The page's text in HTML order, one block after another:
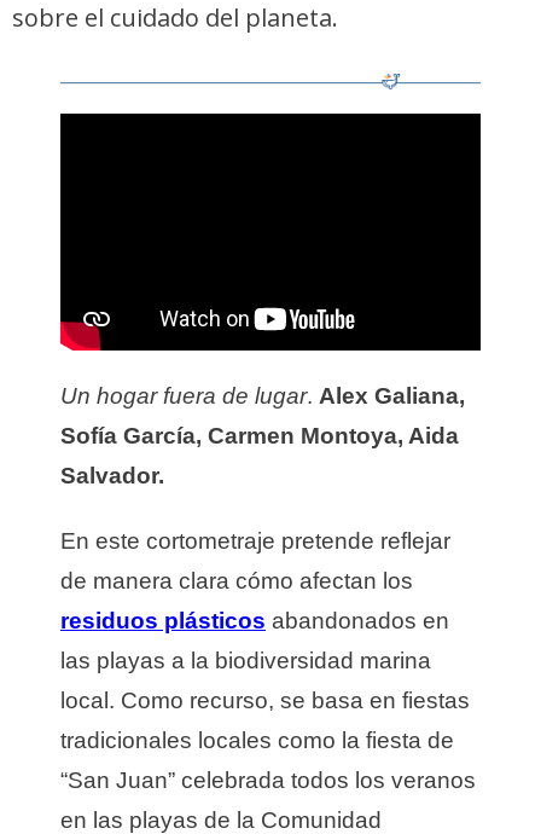
sobre el cuidado del planeta.
Un hogar fuera de lugar. Alex Galiana,
Sofía García, Carmen Montoya, Aida
Salvador.
En este cortometraje pretende reflejar
de manera clara cómo afectan los
residuos plásticos abandonados en
las playas a la biodiversidad marina
local. Como recurso, se basa en fiestas
tradicionales locales como la fiesta de
“San Juan” celebrada todos los veranos
en las playas de la Comunidad